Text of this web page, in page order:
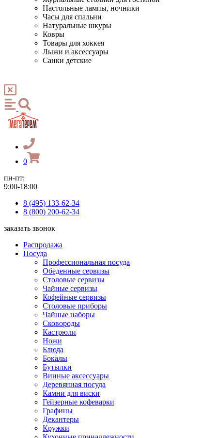
Настольные лампы, ночники
Часы для спальни
Натуральные шкуры
Ковры
Товары для хоккея
Лыжи и аксессуары
Санки детские
0
пн-пт:
9:00-18:00
8 (495) 133-62-34
8 (800) 200-62-34
заказать звонок
Распродажа
Посуда
Профессиональная посуда
Обеденные сервизы
Столовые сервизы
Чайные сервизы
Кофейные сервизы
Столовые приборы
Чайные наборы
Сковороды
Кастрюли
Ножи
Блюда
Бокалы
Бутылки
Винные аксессуары
Деревянная посуда
Камни для виски
Гейзерные кофеварки
Графины
Декантеры
Кружки